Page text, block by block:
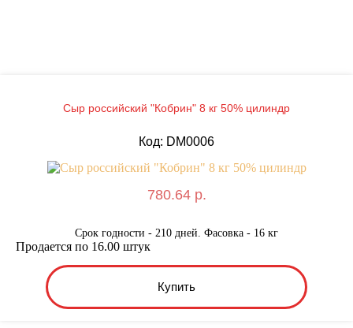
Сыр российский "Кобрин" 8 кг 50% цилиндр
Код: DM0006
780.64 р.
Срок годности - 210 дней. Фасовка - 16 кг
Купить
Продается по 16.00 штук